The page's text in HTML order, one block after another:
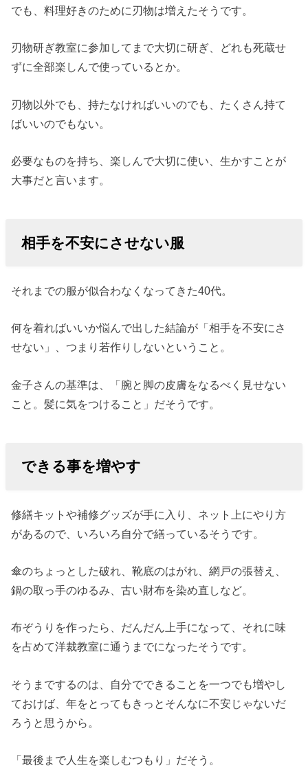
でも、料理好きのために刃物は増えたそうです。
刃物研ぎ教室に参加してまで大切に研ぎ、どれも死蔵せ
ずに全部楽しんで使っているとか。
刃物以外でも、持たなければいいのでも、たくさん持て
ばいいのでもない。
必要なものを持ち、楽しんで大切に使い、生かすことが
大事だと言います。
相手を不安にさせない服
それまでの服が似合わなくなってきた40代。
何を着ればいいか悩んで出した結論が「相手を不安にさ
せない」、つまり若作りしないということ。
金子さんの基準は、「腕と脚の皮膚をなるべく見せない
こと。髪に気をつけること」だそうです。
できる事を増やす
修繕キットや補修グッズが手に入り、ネット上にやり方
があるので、いろいろ自分で繕っているそうです。
傘のちょっとした破れ、靴底のはがれ、網戸の張替え、
鍋の取っ手のゆるみ、古い財布を染め直しなど。
布ぞうりを作ったら、だんだん上手になって、それに味
を占めて洋裁教室に通うまでになったそうです。
そうまでするのは、自分でできることを一つでも増やし
ておけば、年をとってもきっとそんなに不安じゃないだ
ろうと思うから。
「最後まで人生を楽しむつもり」だそう。